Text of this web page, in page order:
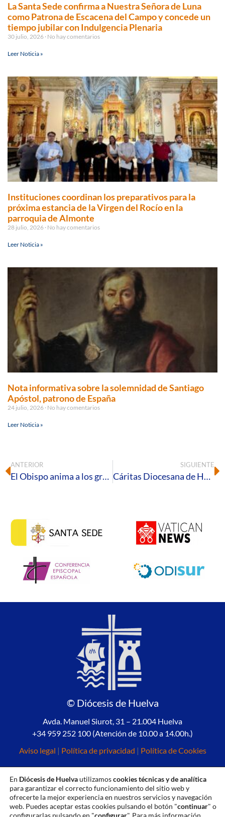
La Santa Sede confirma a Nuestra Señora de Luna
como Patrona de Escacena del Campo y concede un
tiempo jubilar con Indulgencia Plenaria
30 julio, 2026 No hay comentarios
Leer Noticia »
Instituciones coordinan los preparativos para la
próxima estancia de la Virgen del Rocío en la
parroquia de Almonte
28 julio, 2026 No hay comentarios
Leer Noticia »
Nota informativa sobre la solemnidad de Santiago
Apóstol, patrono de España
24 julio, 2026 No hay comentarios
Leer Noticia »
ANTERIOR
El Obispo anima a los grupos de Lectura Creyente de la Palabra a continuar en medio de las dificultades
SIGUIENTE
Cáritas Diocesana de Huelva hace un llamamiento para realizar un voluntariado en su entidad
© Diócesis de Huelva
Avda. Manuel Siurot, 31 – 21.004 Huelva
+34 959 252 100 (Atención de 10.00 a 14.00h.)
Aviso legal | Política de privacidad | Política de Cookies
En Diócesis de Huelvautilizamoscookies técnicas y de analítica
para garantizar el correcto funcionamiento del sitio web y
ofrecerte la mejor experiencia en nuestros servicios y navegación
web. Puedes aceptar estas cookies pulsando el botón "continuar" o
configurarlas pulsando en "configurar". Para más información